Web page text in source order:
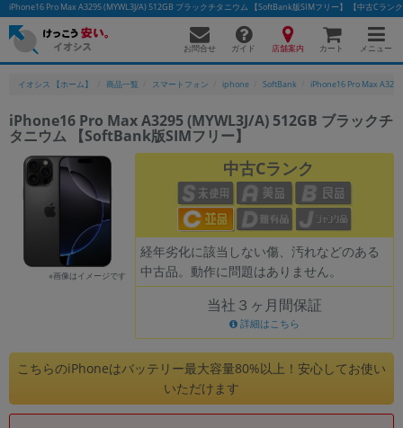
iPhone16 Pro Max A3295 (MYWL3J/A) 512GB ブラックチタニウム 【SoftBank版SIMフリー】 【中古Cラン
お問合せ ガイド 店舗案内 カート メニュー
イオシス 【ホーム】 商品一覧 スマートフォン iphone SoftBank iPhone16 Pro Max A3295
iPhone16 Pro Max A3295 (MYWL3J/A) 512GB ブラックチ
タニウム 【SoftBank版SIMフリー】
※画像はイメージです
中古Cランク
経年劣化に該当しない傷、汚れなどのある
中古品。動作に問題はありません。
当社３ヶ月間保証
詳細はこちら
こちらのiPhoneはバッテリー最大容量80%以上！安心してお使い
いただけます
かんたんパソコン検索に切り替える
フリーワード
除外ワード
人気の検索ワード： Let's note EliteBookMacBook
「スマートフォン」「タブレット」など
シリーズ
商品シリーズ名・ブランド名の絞り込み。
「iPhone」「Xperia」「Galaxy」など